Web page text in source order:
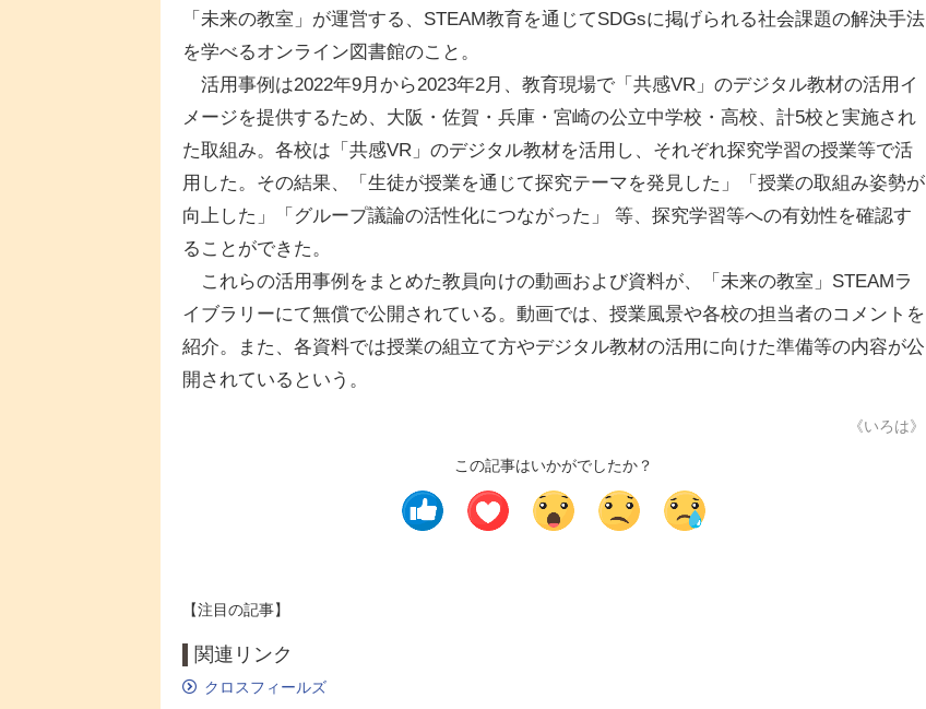
「未来の教室」が運営する、STEAM教育を通じてSDGsに掲げられる社会課題の解決手法
を学べるオンライン図書館のこと。
活用事例は2022年9月から2023年2月、教育現場で「共感VR」のデジタル教材の活用イ
メージを提供するため、大阪・佐賀・兵庫・宮崎の公立中学校・高校、計5校と実施され
た取組み。各校は「共感VR」のデジタル教材を活用し、それぞれ探究学習の授業等で活
用した。その結果、「生徒が授業を通じて探究テーマを発見した」「授業の取組み姿勢が
向上した」「グループ議論の活性化につながった」 等、探究学習等への有効性を確認す
ることができた。
これらの活用事例をまとめた教員向けの動画および資料が、「未来の教室」STEAMラ
イブラリーにて無償で公開されている。動画では、授業風景や各校の担当者のコメントを
紹介。また、各資料では授業の組立て方やデジタル教材の活用に向けた準備等の内容が公
開されているという。
《いろは》
この記事はいかがでしたか？
【注目の記事】
関連リンク
クロスフィールズ